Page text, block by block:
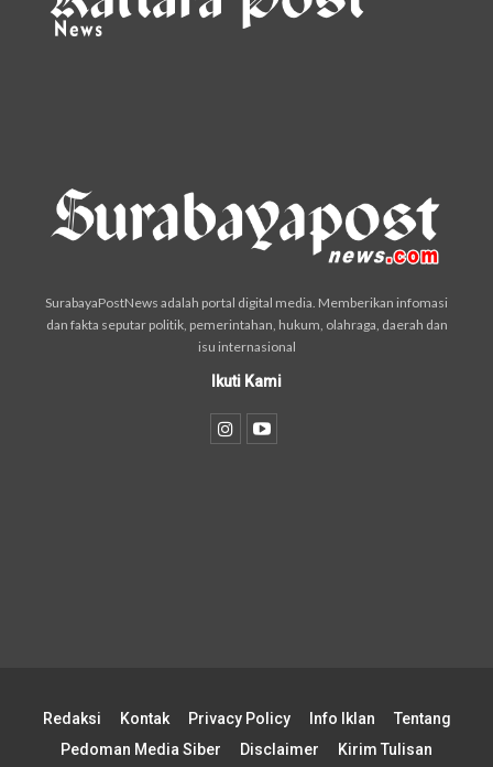
SurabayaPostNews adalah portal digital media. Memberikan infomasi
dan fakta seputar politik, pemerintahan, hukum, olahraga, daerah dan
isu internasional
Ikuti Kami
Redaksi Kontak Privacy Policy Info Iklan
Tentang
Pedoman Media Siber
Disclaimer Kirim Tulisan